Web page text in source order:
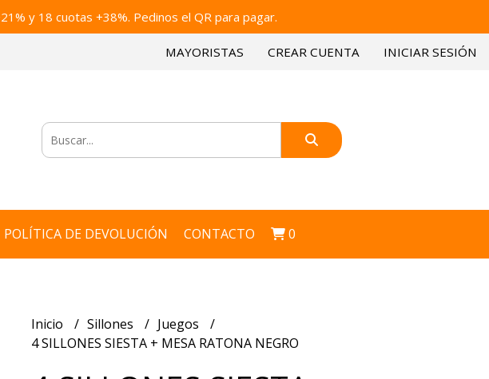
y 18 cuotas +38%. Pedinos el QR para pagar.
MAYORISTAS CREAR CUENTA INICIAR SESIÓN
POLÍTICA DE DEVOLUCIÓN CONTACTO 0
Inicio Sillones
Juegos
4 SILLONES SIESTA + MESA RATONA NEGRO